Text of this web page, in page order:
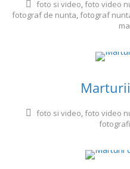
foto si video,foto video
fotograf de nunta,fotograf
foto si video,foto video